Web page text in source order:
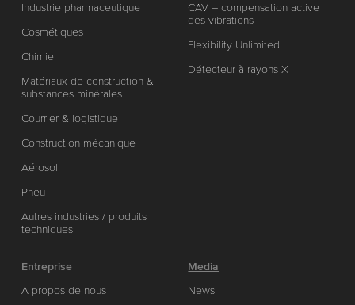
Industrie pharmaceutique
Cosmétiques
Chimie
Matériaux de construction &
substances minérales
Courrier & logistique
Construction mécanique
Aérosol
Pneu
Autres industries / produits
techniques
CAV – compensation active
des vibrations
Flexibility Unlimited
Détecteur à rayons X
Entreprise
A propos de nous
Media
News